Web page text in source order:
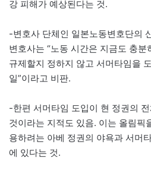
강 피해가 예상된다는 것.
-변호사 단체인 일본노동변호단의
변호사는 “노동 시간은 지금도 충
규제할지 정하지 않고 서머타임을
일”이라고 비판.
-한편 서머타임 도입이 현 정권의
것이라는 지적도 있음. 이는 올림픽
용하려는 아베 정권의 야욕과 서머
에 있다는 것.